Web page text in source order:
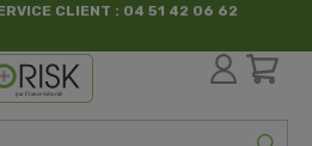
CLIENT : 04 51 42 06 62
par France Sécurité